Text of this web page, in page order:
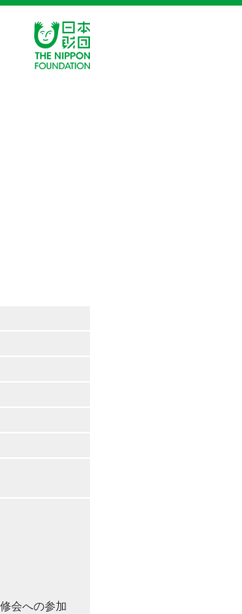
会への参加